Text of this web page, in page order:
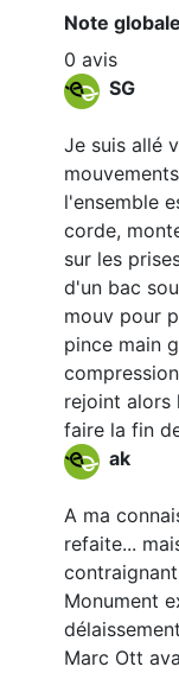
Note globale
0 avis
SG
Je suis allé
l'ensemble
corde,
sur les
d'un bac
mouv pour
pince main
rejoint alors
faire la fin
ak
A ma
refaite...
Monument
Marc Ott